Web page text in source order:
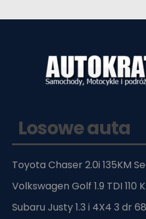
Losowe auta
Toyota Chaser 2.0i 135KM
Volkswagen Golf 1.9 TDI 110
Subaru Justy 1.3 i 4X4 3 dr